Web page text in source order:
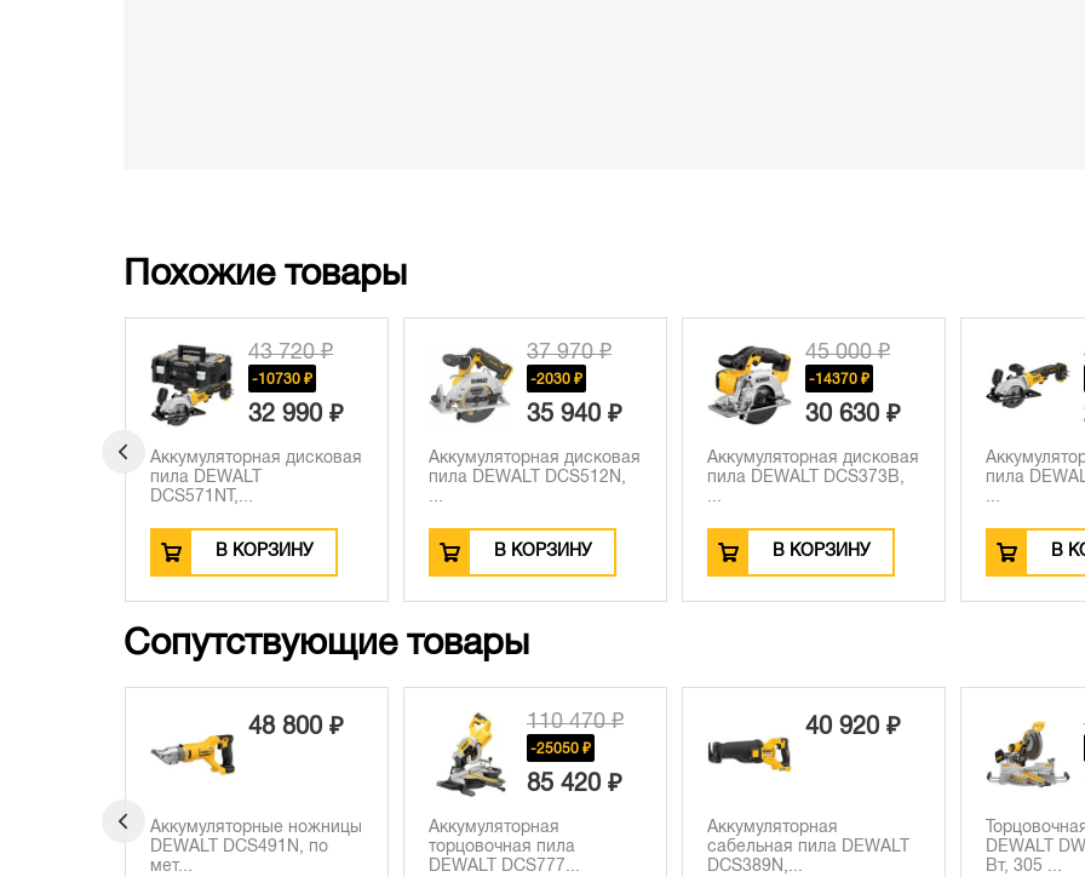
Похожие товары
37 970 ₽
-2030 ₽
35 940 ₽
Аккумуляторная дисковая
пила DEWALT DCS512N,
...
В КОРЗИНУ
45 000 ₽
-14370 ₽
30 630 ₽
Аккумуляторная дисковая
пила DEWALT DCS373B,
...
В КОРЗИНУ
37 410 ₽
-9840 ₽
27 570 ₽
Аккумуляторная дисковая
пила DEWALT DCS571B,
...
В КОРЗИНУ
пила
...
В
Сопутствующие товары
110 470 ₽
Аккумуляторная
торцовочная пила
DEWALT DCS777...
40 920 ₽
Аккумуляторная
сабельная пила DEWALT
DCS389N,...
171 560 ₽
Торцовочная пила
DEWALT DWS780, 1675
Вт, 305 ...
DEWALT
Вт, 300...